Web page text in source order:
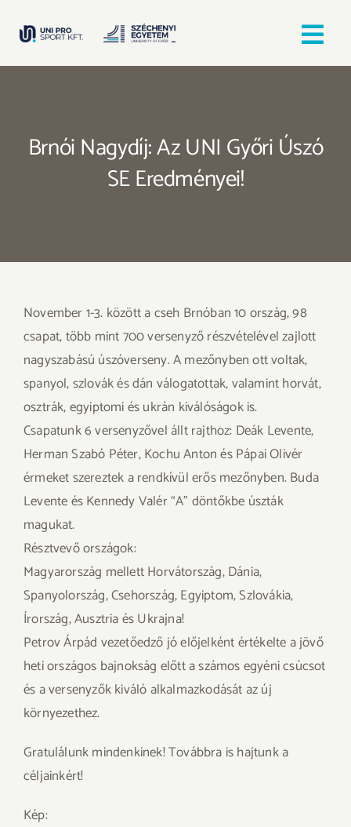
Egyesületek
Hírek, bejegyzések
Brnói Nagydíj: Az UNI Győri Úszó
SE Eredményei!
November 1-3. között a cseh Brnóban 10 ország, 98
csapat, több mint 700 versenyző részvételével zajlott
nagyszabású úszóverseny. A mezőnyben ott voltak,
spanyol, szlovák és dán válogatottak, valamint horvát,
osztrák, egyiptomi és ukrán kiválóságok is.
Csapatunk 6 versenyzővel állt rajthoz: Deák Levente,
Herman Szabó Péter, Kochu Anton és Pápai Olivér
érmeket szereztek a rendkívül erős mezőnyben. Buda
Levente és Kennedy Valér “A” döntőkbe úszták
magukat.
Résztvevő országok:
Magyarország mellett Horvátország, Dánia,
Spanyolország, Csehország, Egyiptom, Szlovákia,
Írország, Ausztria és Ukrajna!
Petrov Árpád vezetőedző jó előjelként értékelte a jövő
heti országos bajnokság előtt a számos egyéni csúcsot
és a versenyzők kiváló alkalmazkodását az új
környezethez.
Gratulálunk mindenkinek! Továbbra is hajtunk a
céljainkért!
Kép: